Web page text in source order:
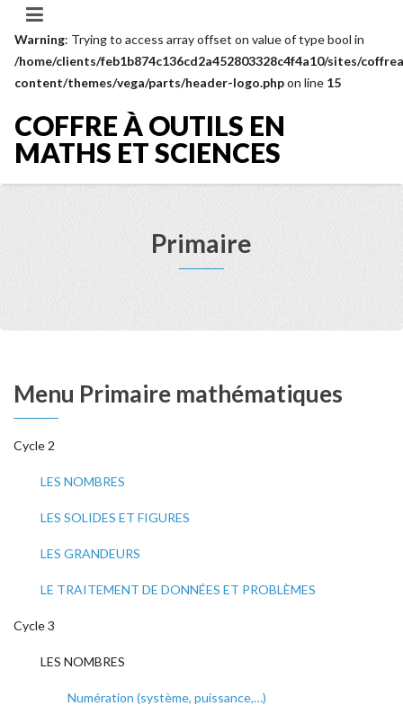
Warning: Trying to access array offset on value of type bool in
/home/clients/feb1b874c136cd2a452803328c4f4a10/sites/
content/themes/vega/parts/header-logo.phpon line 15
COFFRE À OUTILS EN
MATHS ET SCIENCES
Primaire
Menu Primaire mathématiques
Cycle 2
LES NOMBRES
LES SOLIDES ET FIGURES
LES GRANDEURS
LE TRAITEMENT DE DONNÉES ET PROBLÈMES
Cycle 3
LES NOMBRES
Numération (système, puissance,…)